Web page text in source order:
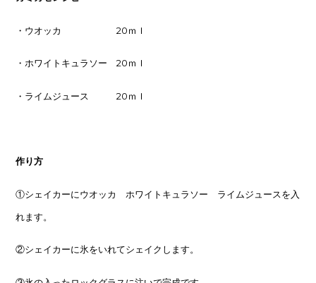
・ウオッカ 20ｍｌ
・ホワイトキュラソー 20ｍｌ
・ライムジュース 20ｍｌ
作り方
①シェイカーにウオッカ ホワイトキュラソー ライムジュースを入
れます。
②シェイカーに氷をいれてシェイクします。